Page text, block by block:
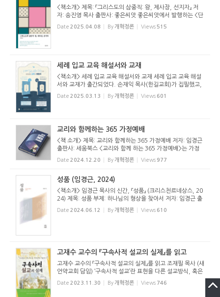
<책소개> 제목: 『그리스도의 삼중직: 왕, 제사장, 선지자』 저
자: 송진영 목사 출판사: 좋은씨앗 좋은씨앗에서 발행하는 <단
단한 기독교>시리즈 21번째 책으로 송진영 목사의 책이 나왔
다. 제목은 그리스도의 삼중직. 예수님께서 왕, 제사장, 선지
Date 2025.04.08 By 개혁정론 Views 515
세례 입교 교육 해설서와 교재
<책소개> 세례 입교 교육 해설서와 교재 세례 입교 교육 해설
서와 교재가 출간되었다. 손재익 목사(한길교회)가 집필했고,
생명의 양식에서 발행했다. 세례는 예수님께서 친히 제정하신
성례로서, 교회의 문과 같고, 그리스도인이 되는 표시다. 그렇
Date 2025.03.13 By 개혁정론 Views 601
교리와 함께하는 365 가정예배
<책 소개> 제목: 교리와 함께하는 365 가정예배 저자: 임경근
출판사: 세움북스 <교리와 함께 하는 365 가정예배>는 가정
예배를 위한 교리교육서입니다. 2014년 1쇄 이후 1년 만에 4
쇄를 찍고 개정판을 내었습니다. 그후 개정판 5쇄를 찍었습니
Date 2024.12.20 By 개혁정론 Views 977
성품 (임경근, 2024)
<책소개> 임경근 목사의 신간, 『성품』 (크리스천르네상스, 20
24) 제목: 성품 부제: 하나님의 형상을 찾아서 저자: 임경근 출
판사: 크리스천르네상스 책 소개 그리스도인의 궁극적인 목적
은 그리스도를 닮는 것이다. 그분의 성품을 본받는 것이다. 구
Date 2024.06.12 By 개혁정론 Views 610
고재수 교수의 『구속사적 설교의 실제』를 읽고
고재수 교수의 『구속사적 설교의 실제』를 읽고 조재필 목사 (새
언약교회 담임) ‘구속사적 설교’란 표현을 다른 설교방식, 혹은
성경해석에 대별되는 또 다른 유(類)의 설교 방법으로 쉽게 단
정해버릴 수 있다. 예를 들어 대지 설교, 주제 설교,...
Date 2023.11.30 By 개혁정론 Views 746